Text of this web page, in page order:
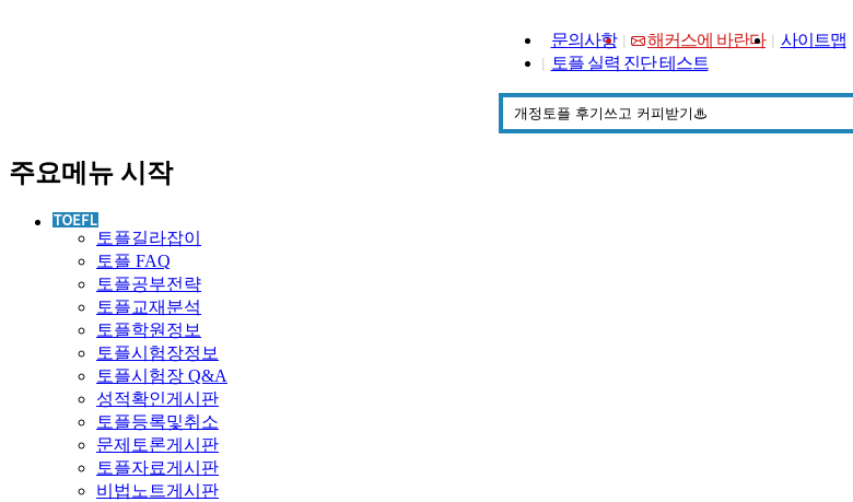
문의사항 해커스에 바란다
사이트맵
토플 실력 진단 테스트
주요메뉴 시작
토플길라잡이
토플 FAQ
토플공부전략
토플교재분석
토플학원정보
토플시험장정보
토플시험장 Q&A
성적확인게시판
토플등록및취소
문제토론게시판
토플자료게시판
비법노트게시판